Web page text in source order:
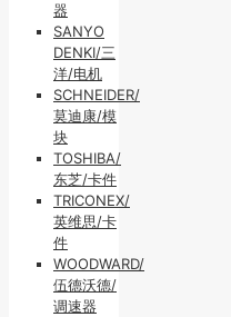
器
SANYO
DENKI/三
洋/电机
SCHNEIDER/
莫迪康/模
块
TOSHIBA/
东芝/卡件
TRICONEX/
英维思/卡
件
WOODWARD/
伍德沃德/
调速器